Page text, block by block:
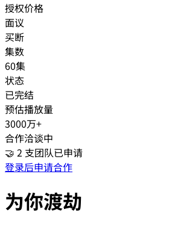
授权价格
面议
买断
集数
60集
状态
已完结
预估播放量
3000万+
合作洽谈中
🤝 2 支团队已申请
登录后申请合作
为你渡劫